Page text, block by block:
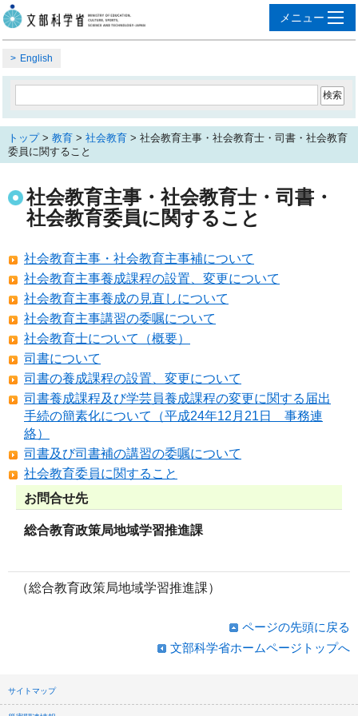
English
トップ> 教育 > 社会教育 > 社会教育主事・社会教育士・司書・社会教育
委員に関すること
社会教育主事・社会教育士・司書・
社会教育委員に関すること
社会教育主事・社会教育主事補について
社会教育主事養成課程の設置、変更について
社会教育主事養成の見直しについて
社会教育主事講習の委嘱について
社会教育士について（概要）
司書について
司書の養成課程の設置、変更について
司書養成課程及び学芸員養成課程の変更に関する届出
手続の簡素化について（平成24年12月21日 事務連
絡）
司書及び司書補の講習の委嘱について
社会教育委員に関すること
お問合せ先
総合教育政策局地域学習推進課
（総合教育政策局地域学習推進課）
ページの先頭に戻る
文部科学省ホームページトップへ
サイトマップ